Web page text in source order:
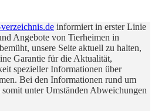
informiert in erster Linie
Angebote von Tierheimen in
unsere Seite aktuell zu halten,
Garantie für die Aktualität,
spezieller Informationen über
Bei den Informationen rund um
unter Umständen Abweichungen